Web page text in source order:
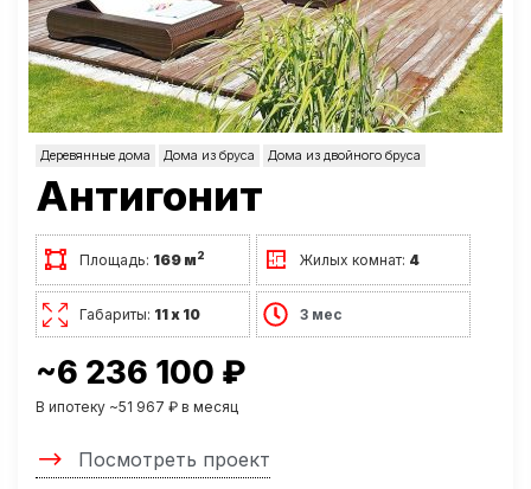
Деревянные дома Дома из бруса Дома из двойного бруса
Антигонит
Площадь: 169 м2 Жилых комнат: 4
Габариты: 11 х 10 3 мес
~6 236 100 ₽
В ипотеку ~51 967 ₽ в месяц
Посмотреть проект